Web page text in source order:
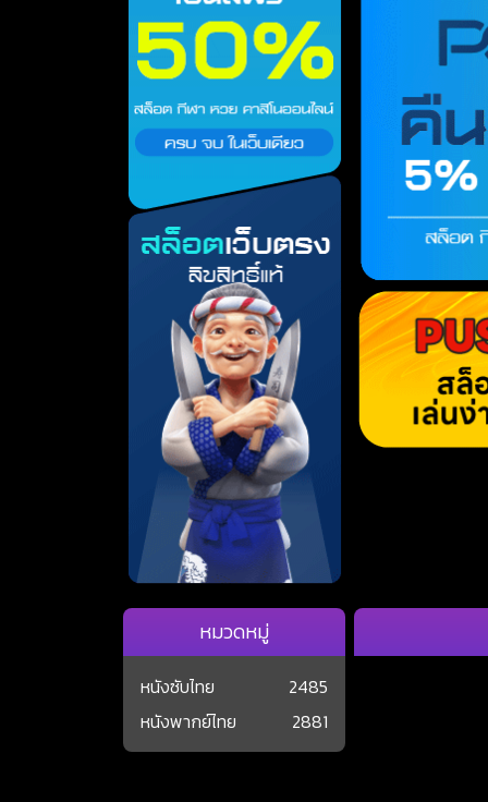
หมวดหมู่
หนังซับไทย
2485
หนังพากย์ไทย
2881